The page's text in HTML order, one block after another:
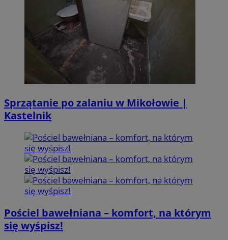
Sprzątanie po zalaniu w Mikołowie |
Kastelnik
Pościel bawełniana – komfort, na którym
się wyśpisz!